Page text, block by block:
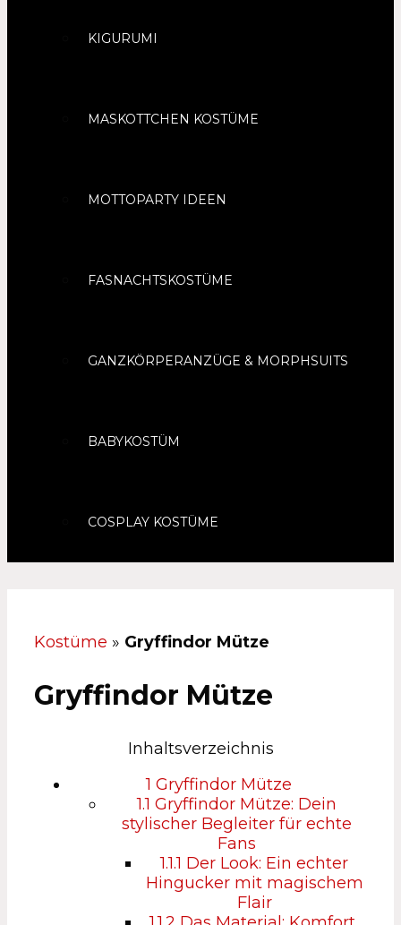
KIGURUMI
MASKOTTCHEN KOSTÜME
MOTTOPARTY IDEEN
FASNACHTSKOSTÜME
GANZKÖRPERANZÜGE & MORPHSUITS
BABYKOSTÜM
COSPLAY KOSTÜME
Kostüme » Gryffindor Mütze
Gryffindor Mütze
Inhaltsverzeichnis
1 Gryffindor Mütze
1.1 Gryffindor Mütze: Dein
stylischer Begleiter für echte
Fans
1.1.1 Der Look: Ein echter
Hingucker mit magischem
Flair